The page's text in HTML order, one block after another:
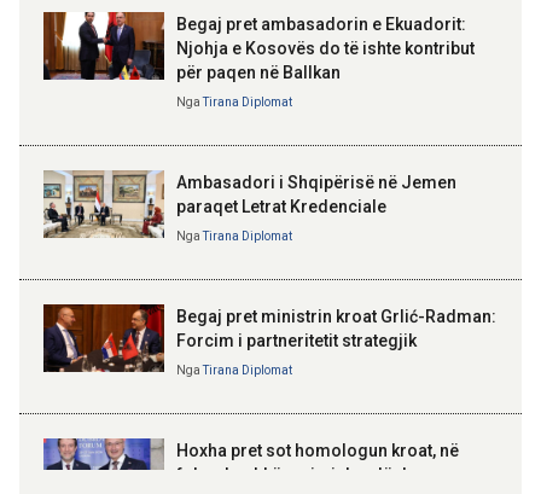
09:50 06-08-2026
Sejko: TIPS Clone do të ulë
mund të kursejë deri në 38
Kosovë!
100-vjetori i themelimit të
Urdhrit të Skënderbeut
Begaj pret ambasadorin e Ekuadorit:
Njohja e Kosovës do të ishte kontribut
për paqen në Ballkan
NgaTirana Diplomat
Ambasadori i Shqipërisë në Jemen
paraqet Letrat Kredenciale
NgaTirana Diplomat
Begaj pret ministrin kroat Grlić-Radman:
Forcim i partneritetit strategjik
NgaTirana Diplomat
Hoxha pret sot homologun kroat, në
fokus bashkëpunimi dypalësh